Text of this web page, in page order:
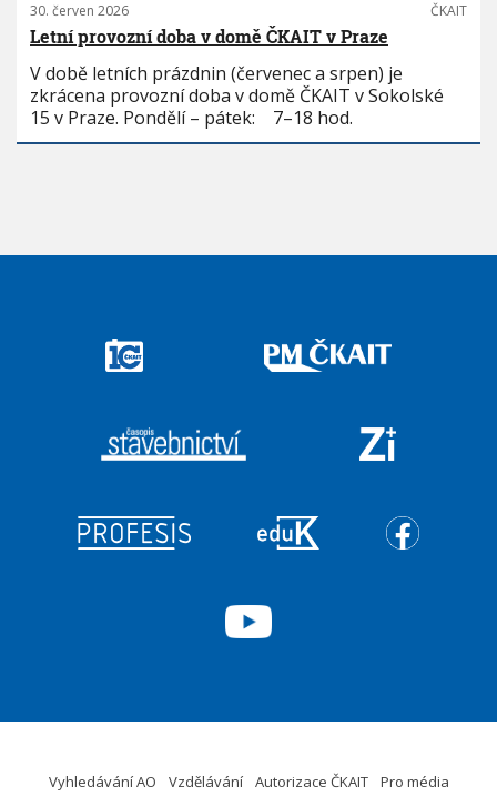
30. červen 2026 ČKAIT
Letní provozní doba v domě ČKAIT v Praze
V době letních prázdnin (červenec a srpen) je
zkrácena provozní doba v domě ČKAIT v Sokolské
15 v Praze. Pondělí – pátek: 7–18 hod.
Vyhledávání AO Vzdělávání Autorizace ČKAIT Pro média